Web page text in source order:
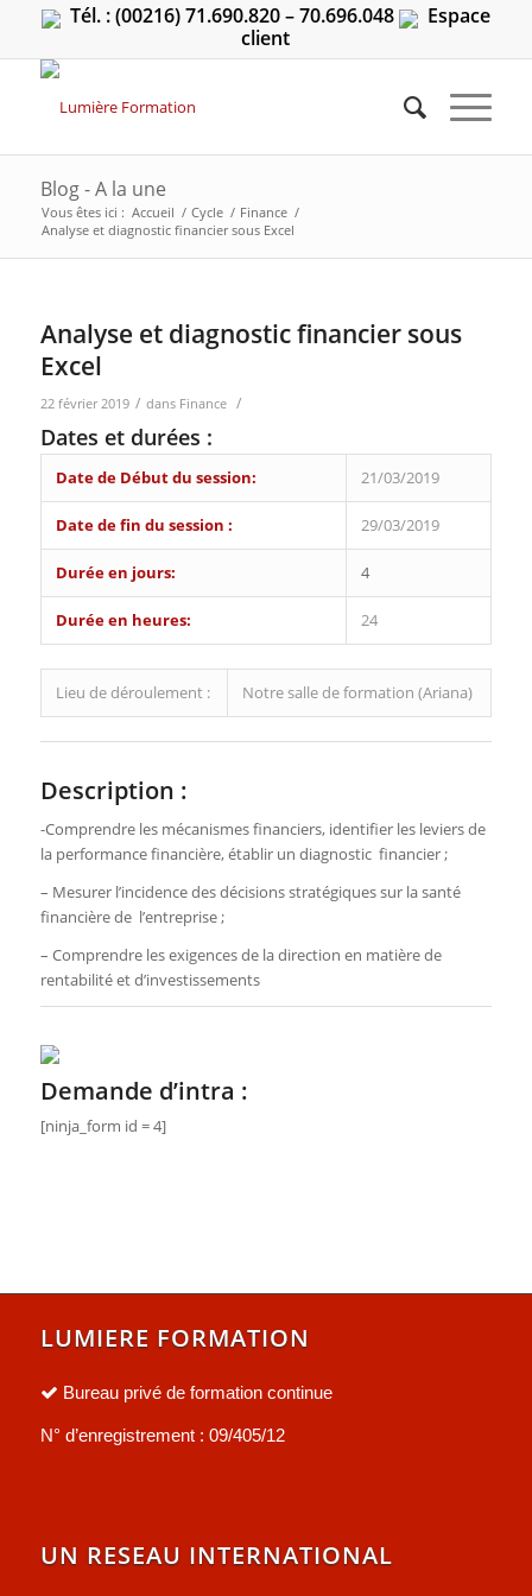
Tél. : (00216) 71.690.820 – 70.696.048
Espace
client
Blog - A la une
Vous êtes ici : Accueil / Cycle / Finance /
Analyse et diagnostic financier sous Excel
Analyse et diagnostic financier sous
Excel
22 février 2019 / dans Finance /
Dates et durées :
Date de Début du session: 21/03/2019
Date de fin du session : 29/03/2019
Durée en jours: 4
Durée en heures: 24
Lieu de déroulement : Notre salle de formation (Ariana)
Description :
-Comprendre les mécanismes financiers, identifier les leviers de
la performance financière, établir un diagnostic financier ;
– Mesurer l’incidence des décisions stratégiques sur la santé
financière de l’entreprise ;
– Comprendre les exigences de la direction en matière de
rentabilité et d’investissements
Demande d’intra :
[ninja_form id = 4]
LUMIERE FORMATION
Bureau privé de formation continue
N° d’enregistrement : 09/405/12
UN RESEAU INTERNATIONAL